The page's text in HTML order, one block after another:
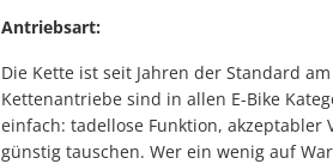
Antriebsart:
Die Kette ist seit Jahren der Standard
Kettenantriebe sind in allen E-Bike
einfach: tadellose Funktion, akzeptabler
günstig tauschen. Wer ein wenig auf